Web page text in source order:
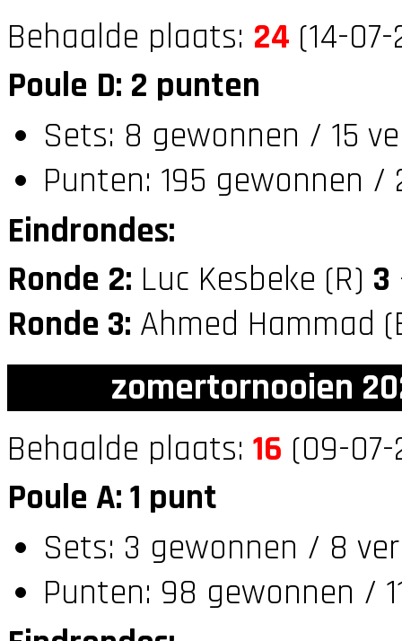
Behaalde plaats: 24 (14-
Poule D: 2 punten
Sets: 8 gewonnen / 15
Punten: 195 gewonnen /
Eindrondes:
Ronde 2: Luc Kesbeke (R) 3
Ronde 3: Ahmed Hammad
zomertornooien
Behaalde plaats: 16 (09-
Poule A: 1 punt
Sets: 3 gewonnen / 8
Punten: 98 gewonnen /